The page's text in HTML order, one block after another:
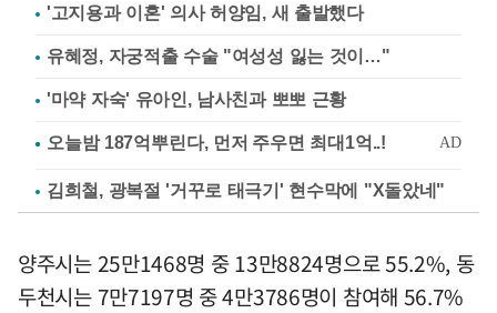
'고지용과 이혼' 의사 허양임, 새 출발했다
유혜정, 자궁적출 수술 "여성성 잃는 것이…"
'마약 자숙' 유아인, 남사친과 뽀뽀 근황
김희철, 광복절 '거꾸로 태극기' 현수막에 "X돌았네"
양주시는 25만1468명 중 13만8824명으로 55.2%, 동
두천시는 7만7197명 중 4만3786명이 참여해 56.7%